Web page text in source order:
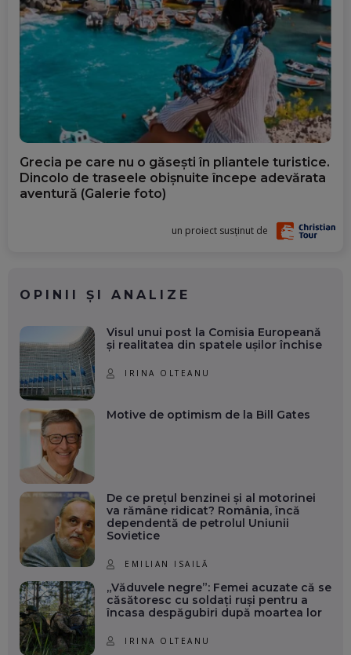
Grecia pe care nu o găsești în pliantele turistice.
Dincolo de traseele obișnuite începe adevărata
aventură (Galerie foto)
un proiect susținut de
OPINII ȘI ANALIZE
Visul unui post la Comisia Europeană
și realitatea din spatele ușilor închise
IRINA OLTEANU
Motive de optimism de la Bill Gates
De ce prețul benzinei și al motorinei
va rămâne ridicat? România, încă
dependentă de petrolul Uniunii
Sovietice
EMILIAN ISAILĂ
„Văduvele negre”: Femei acuzate că se
căsătoresc cu soldați ruși pentru a
încasa despăgubiri după moartea lor
IRINA OLTEANU